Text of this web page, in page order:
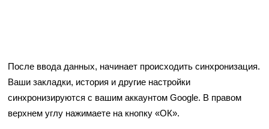
После ввода данных, начинает происходить синхронизация.
Ваши закладки, история и другие настройки
синхронизируются с вашим аккаунтом Google. В правом
верхнем углу нажимаете на кнопку «ОК».